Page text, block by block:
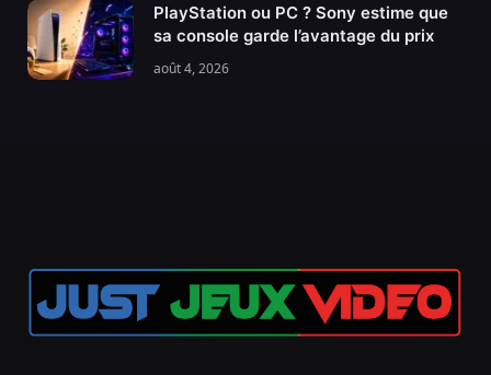
PlayStation ou PC ? Sony estime que
sa console garde l’avantage du prix
août 4, 2026